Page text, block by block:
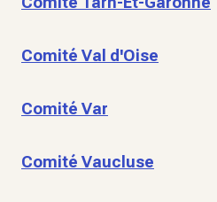
Comité Val d'Oise
Comité Var
Comité Vaucluse